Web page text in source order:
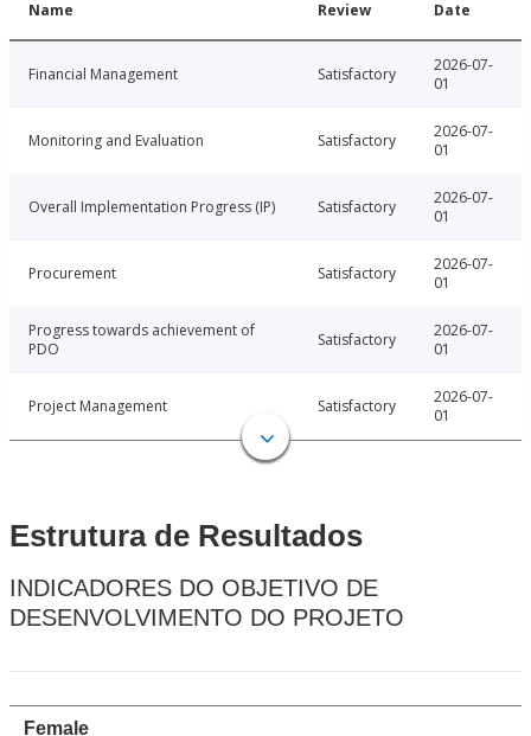
Name Review Date
Financial Management Satisfactory
2026-07-
01
Monitoring and Evaluation Satisfactory
2026-07-
01
Overall Implementation Progress (IP) Satisfactory
2026-07-
01
Procurement Satisfactory
2026-07-
01
Progress towards achievement of
PDO
Satisfactory
2026-07-
01
Project Management Satisfactory
2026-07-
01
Estrutura de Resultados
INDICADORES DO OBJETIVO DE
DESENVOLVIMENTO DO PROJETO
Female